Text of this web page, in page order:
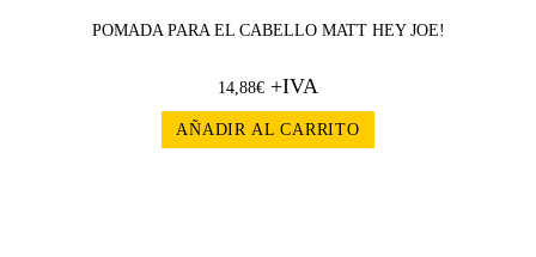
POMADA PARA EL CABELLO MATT HEY JOE!
14,88€ +IVA
AÑADIR AL CARRITO